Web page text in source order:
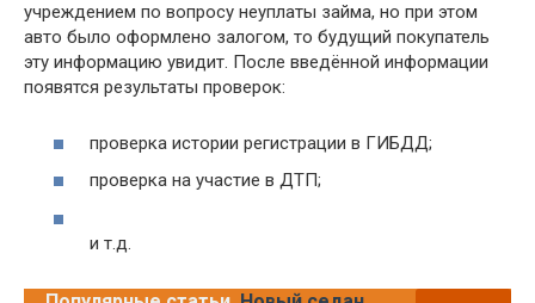
учреждением по вопросу неуплаты займа, но при этом
авто было оформлено залогом, то будущий покупатель
эту информацию увидит. После введённой информации
появятся результаты проверок:
проверка истории регистрации в ГИБДД;
проверка на участие в ДТП;
и т.д.